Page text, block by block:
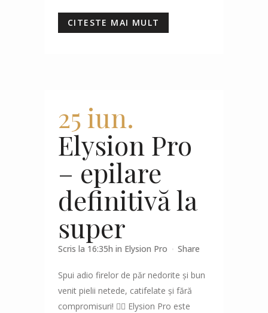
CITESTE MAI MULT
25 iun.
Elysion Pro
– epilare
definitivă la
super
Scris la 16:35h in Elysion Pro Share
Spui adio firelor de păr nedorite și bun
venit pielii netede, catifelate și fără
compromisuri! 💁‍♀️ Elysion Pro este